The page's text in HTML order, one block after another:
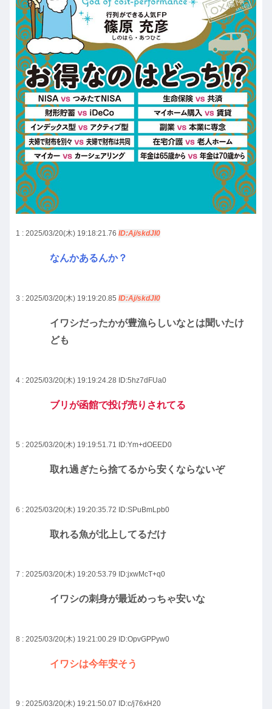
1 : 2025/03/20(木) 19:18:21.76 ID:Aj/skdJI0
なんかあるんか？
3 : 2025/03/20(木) 19:19:20.85 ID:Aj/skdJI0
イワシだったかが豊漁らしいなとは聞いたけ
ども
4 : 2025/03/20(木) 19:19:24.28 ID:5hz7dFUa0
ブリが函館で投げ売りされてる
5 : 2025/03/20(木) 19:19:51.71 ID:Ym+dOEED0
取れ過ぎたら捨てるから安くならないぞ
6 : 2025/03/20(木) 19:20:35.72 ID:SPuBmLpb0
取れる魚が北上してるだけ
7 : 2025/03/20(木) 19:20:53.79 ID:jxwMcT+q0
イワシの刺身が最近めっちゃ安いな
8 : 2025/03/20(木) 19:21:00.29 ID:OpvGPPyw0
イワシは今年安そう
9 : 2025/03/20(木) 19:21:50.07 ID:c/j76xH20